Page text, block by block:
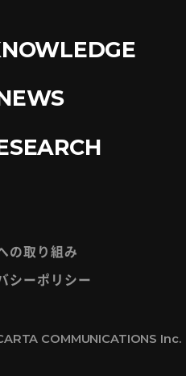
の取り組み
シーポリシー
COMMUNICATIONS Inc.